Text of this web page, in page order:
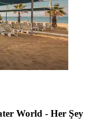
World - Her Şey